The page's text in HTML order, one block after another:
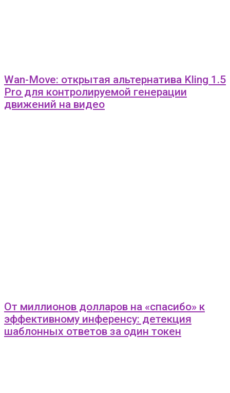
Wan-Move: открытая альтернатива Kling 1.5
Pro для контролируемой генерации
движений на видео
От миллионов долларов на «спасибо» к
эффективному инференсу: детекция
шаблонных ответов за один токен